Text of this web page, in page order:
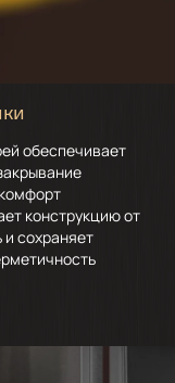
обеспечивает
конструкцию от
сохраняет